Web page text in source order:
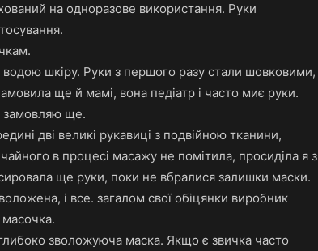
на одноразове використання. Руки
шкіру. Руки з першого разу стали шовковими,
ще й мамі, вона педіатр і часто миє руки.
замовляю ще.
дві великі рукавиці з подвійною тканини,
в процесі масажу не помітила, просиділа я з
ще руки, поки не вбралися залишки маски.
і все. загалом свої обіцянки виробник
масочка.
зволожуюча маска. Якщо є звичка часто